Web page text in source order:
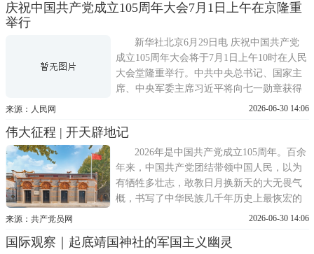
理想信念的闪耀；每一场攻坚，都是红色血
报道《伟大征程》，回望
庆祝中国共产党成立105周年大会7月1日上午在京隆重
举行
新华社北京6月29日电 庆祝中国共产党
成立105周年大会将于7月1日上午10时在人民
大会堂隆重举行。中共中央总书记、国家主
席、中央军委主席习近平将向七一勋章获得
者颁授勋章并发表重要讲话。大会还将对全
国先进基层党组织进行表彰。中央广播电视
总台、新华网将对大会进行现场直播，人民
网、央视网、中国
来源：人民网 2026-06-30 14:06
伟大征程 | 开天辟地记
2026年是中国共产党成立105周年。百余
年来，中国共产党团结带领中国人民，以为
有牺牲多壮志，敢教日月换新天的大无畏气
概，书写了中华民族几千年历史上最恢宏的
史诗。我们开辟的伟大道路、创造的伟大事
展史册、人类文明发展史册！人民日报推出
来源：共产党员网 2026-06-30 14:06
国际观察｜起底靖国神社的军国主义幽灵